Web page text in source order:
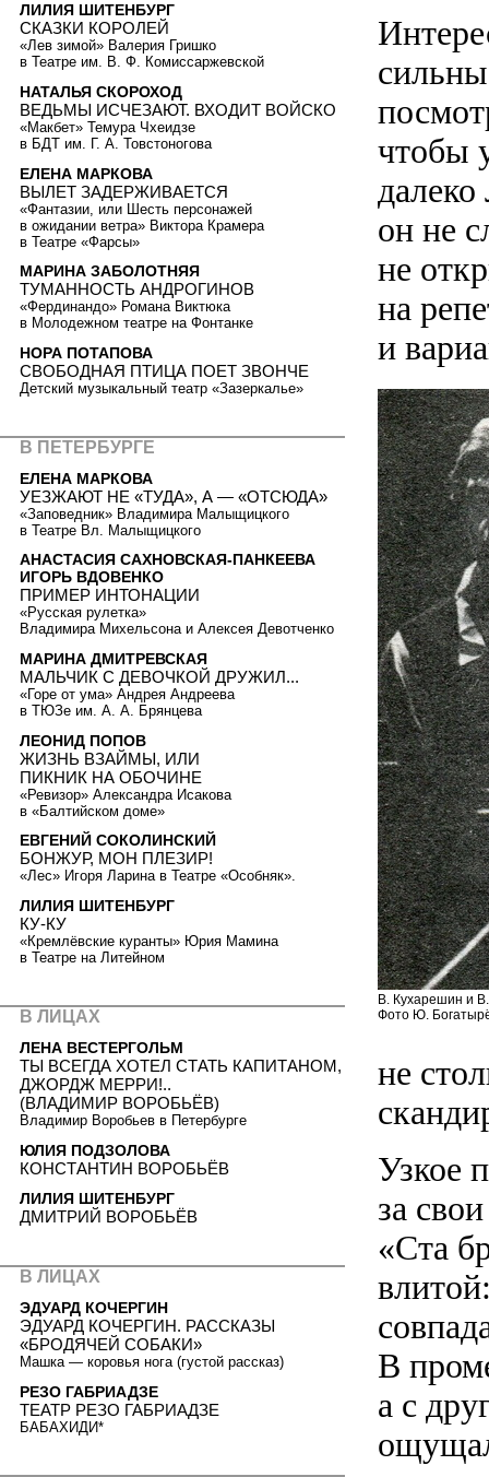
чтобы
он не
не
на
и
В. Кухарешин и
Фото Ю.
не
Узкое
за
«Ста
В
а с
ЛИЛИЯ ШИТЕНБУРГ
СКАЗКИ КОРОЛЕЙ
«Лев зимой» Валерия Гришко
в Театре им. В. Ф. Комиссаржевской
НАТАЛЬЯ СКОРОХОД
ВЕДЬМЫ ИСЧЕЗАЮТ. ВХОДИТ ВОЙСКО
«Макбет» Темура Чхеидзе
в БДТ им. Г. А. Товстоногова
ЕЛЕНА МАРКОВА
ВЫЛЕТ ЗАДЕРЖИВАЕТСЯ
«Фантазии, или Шесть персонажей
в ожидании ветра» Виктора Крамера
в Театре «Фарсы»
МАРИНА ЗАБОЛОТНЯЯ
ТУМАННОСТЬ АНДРОГИНОВ
«Фердинандо» Романа Виктюка
в Молодежном театре на Фонтанке
НОРА ПОТАПОВА
СВОБОДНАЯ ПТИЦА ПОЕТ ЗВОНЧЕ
Детский музыкальный театр «Зазеркалье»
В ПЕТЕРБУРГЕ
ЕЛЕНА МАРКОВА
УЕЗЖАЮТ НЕ «ТУДА», А — «ОТСЮДА»
«Заповедник» Владимира Малыщицкого
в Театре Вл. Малыщицкого
АНАСТАСИЯ САХНОВСКАЯ-ПАНКЕЕВА
ИГОРЬ ВДОВЕНКО
ПРИМЕР ИНТОНАЦИИ
«Русская рулетка»
Владимира Михельсона и Алексея Девотченко
МАРИНА ДМИТРЕВСКАЯ
МАЛЬЧИК С ДЕВОЧКОЙ ДРУЖИЛ...
«Горе от ума» Андрея Андреева
в ТЮЗе им. А. А. Брянцева
ЛЕОНИД ПОПОВ
ЖИЗНЬ ВЗАЙМЫ, ИЛИ
ПИКНИК НА ОБОЧИНЕ
«Ревизор» Александра Исакова
в «Балтийском доме»
ЕВГЕНИЙ СОКОЛИНСКИЙ
БОНЖУР, МОН ПЛЕЗИР!
«Лес» Игоря Ларина в Театре «Особняк».
ЛИЛИЯ ШИТЕНБУРГ
КУ-КУ
«Кремлёвские куранты» Юрия Мамина
в Театре на Литейном
В ЛИЦАХ
ЛЕНА ВЕСТЕРГОЛЬМ
ТЫ ВСЕГДА ХОТЕЛ СТАТЬ КАПИТАНОМ,
ДЖОРДЖ МЕРРИ!..
(ВЛАДИМИР ВОРОБЬЁВ)
Владимир Воробьев в Петербурге
ЮЛИЯ ПОДЗОЛОВА
КОНСТАНТИН ВОРОБЬЁВ
ЛИЛИЯ ШИТЕНБУРГ
ДМИТРИЙ ВОРОБЬЁВ
В ЛИЦАХ
ЭДУАРД КОЧЕРГИН
ЭДУАРД КОЧЕРГИН. РАССКАЗЫ
«БРОДЯЧЕЙ СОБАКИ»
Машка — коровья нога (густой рассказ)
РЕЗО ГАБРИАДЗЕ
ТЕАТР РЕЗО ГАБРИАДЗЕ
БАБАХИДИ*